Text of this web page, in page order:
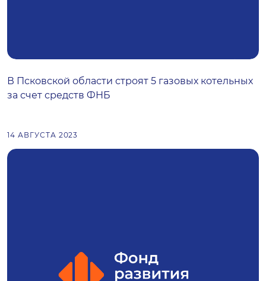
В Псковской области строят 5 газовых котельных
за счет средств ФНБ
14 АВГУСТА 2023